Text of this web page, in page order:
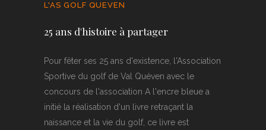
L'AS GOLF QUEVEN
25 ans d'histoire à partager
Pour fêter ses 25 ans d'existence, l'Association
Sportive du golf de Val Quéven avec le
concours de l'association A l'encre bleue a
initié la réalisation d'un livre retraçant la
naissance et la vie du golf, ce livre est